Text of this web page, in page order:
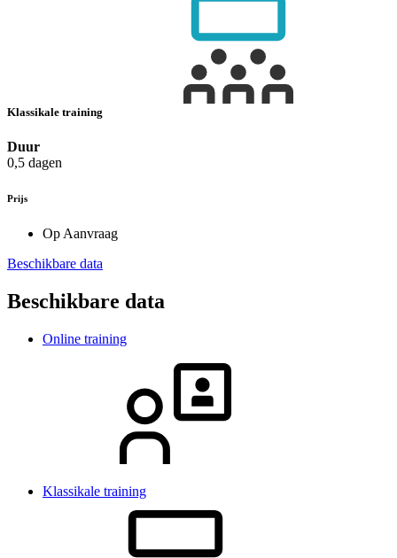
Klassikale training
Duur
0,5 dagen
Prijs
Op Aanvraag
Beschikbare data
Beschikbare data
Online training
Klassikale training